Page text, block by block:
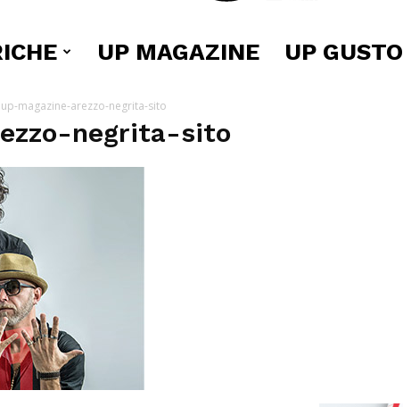
UP MAGAZINE UP GUSTO
up-magazine-arezzo-negrita-sito
negrita-sito